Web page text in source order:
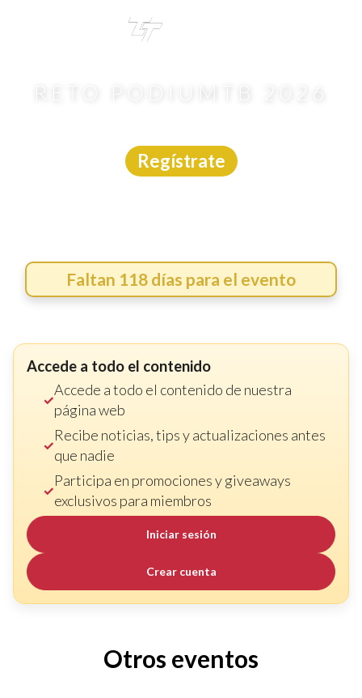
RETO PODIUMTB 2026
Regístrate
Faltan 118 días para el evento
Accede a todo el contenido
Accede a todo el contenido de nuestra
página web
Recibe noticias, tips y actualizaciones antes
que nadie
Participa en promociones y giveaways
exclusivos para miembros
Iniciar sesión
Crear cuenta
Otros eventos